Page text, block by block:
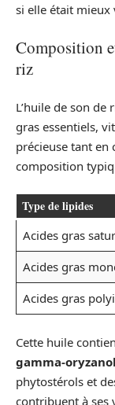
si elle était mieux
Composition
riz
L’huile de son
gras essentiels,
précieuse tant en
composition
Type de lipides
Acides gras
Acides gras
Acides gras
Cette huile
gamma-oryzanol
phytostérols et
contribuent à ses